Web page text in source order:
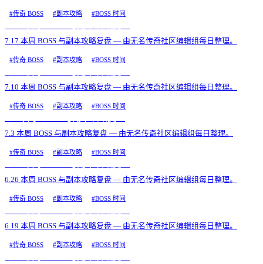
#传奇 BOSS #副本攻略 #BOSS 时间
7.17 本周 BOSS 与副本攻略复盘 — 由无名传奇社区编辑组每日整理。
#传奇 BOSS #副本攻略 #BOSS 时间
7.10 本周 BOSS 与副本攻略复盘 — 由无名传奇社区编辑组每日整理。
#传奇 BOSS #副本攻略 #BOSS 时间
7.3 本周 BOSS 与副本攻略复盘 — 由无名传奇社区编辑组每日整理。
#传奇 BOSS #副本攻略 #BOSS 时间
6.26 本周 BOSS 与副本攻略复盘 — 由无名传奇社区编辑组每日整理。
#传奇 BOSS #副本攻略 #BOSS 时间
6.19 本周 BOSS 与副本攻略复盘 — 由无名传奇社区编辑组每日整理。
#传奇 BOSS #副本攻略 #BOSS 时间